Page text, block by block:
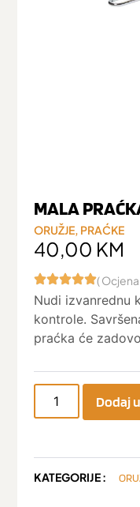
MALA
ORUŽJE, PRAĆKE
40,00 KM
(
Nudi izvanrednu
kontrole.
praćka će
Dodaj
KATEGORIJE :